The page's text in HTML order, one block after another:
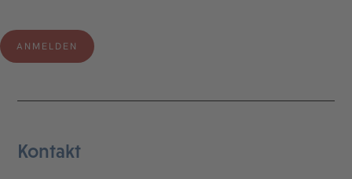
Kontakt